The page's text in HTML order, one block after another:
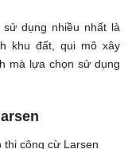
dụng nhiều nhất là
khu đất, qui mô xây
mà lựa chọn sử dụng
công cừ Larsen